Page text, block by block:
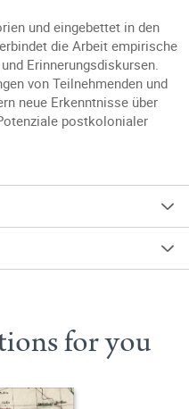
und eingebettet in den
die Arbeit empirische
Erinnerungsdiskursen.
von Teilnehmenden und
neue Erkenntnisse über
postkolonialer
for you